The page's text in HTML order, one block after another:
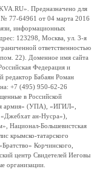
Предназначено для
№ 77-64961 от 04 марта 2016
информационных
123298, Москва, ул. 3-я
ответственностью
22). Доменное имя сайта
Федерация и
редактор Бабаян Роман
+7 (495) 950-62-26
в Российской
армия» (УПА), «ИГИЛ»,
ан-Нусра»),
Национал-Большевистская
крымско-татарского
Корчинского,
центр Свидетелей Иеговы
организации.